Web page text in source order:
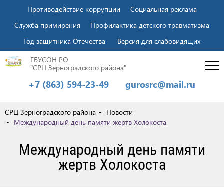
Противодействие коррупции
Социальная реклама
Служба примирения
Профилактика детского травматизма
Год защитника Отечества
Версия для слабовидящих
ГБУСОН РО
"СРЦ Зерноградского района"
+7 (863) 594-23-49 gurosrc@mail.ru
СРЦ Зерноградского района
Новости
Международный день памяти жертв Холокоста
Международный день памяти
жертв Холокоста